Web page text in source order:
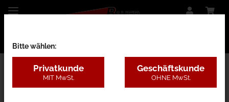
28BE - nur Rahmen m. Pfosten
Bitte wählen:
Privatkunde
MIT MwSt.
Geschäftskunde
OHNE MwSt.